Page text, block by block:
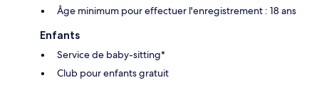
Âge minimum pour effectuer l'enregistrement : 18 ans
Enfants
Service de baby-sitting*
Club pour enfants gratuit